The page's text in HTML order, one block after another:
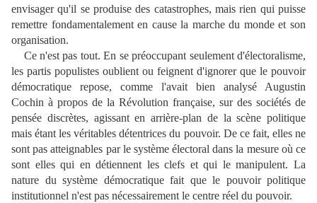
envisager qu'il se produise des catastrophes, mais rien qui puisse
remettre fondamentalement en cause la marche du monde et son
organisation.
Ce n'est pas tout. En se préoccupant seulement d'électoralisme,
les partis populistes oublient ou feignent d'ignorer que le pouvoir
démocratique repose, comme l'avait bien analysé Augustin
Cochin à propos de la Révolution française, sur des sociétés de
pensée discrètes, agissant en arrière-plan de la scène politique
mais étant les véritables détentrices du pouvoir. De ce fait, elles ne
sont pas atteignables par le système électoral dans la mesure où ce
sont elles qui en détiennent les clefs et qui le manipulent. La
nature du système démocratique fait que le pouvoir politique
institutionnel n'est pas nécessairement le centre réel du pouvoir.